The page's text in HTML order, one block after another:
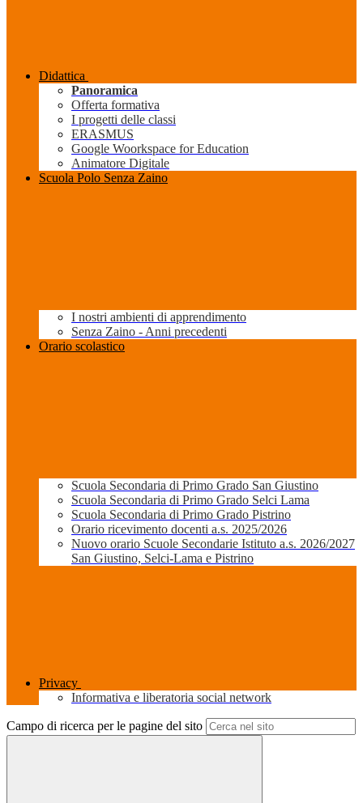
Didattica
Panoramica
Offerta formativa
I progetti delle classi
ERASMUS
Google Woorkspace for Education
Animatore Digitale
Scuola Polo Senza Zaino
I nostri ambienti di apprendimento
Senza Zaino - Anni precedenti
Orario scolastico
Scuola Secondaria di Primo Grado San Giustino
Scuola Secondaria di Primo Grado Selci Lama
Scuola Secondaria di Primo Grado Pistrino
Orario ricevimento docenti a.s. 2025/2026
Nuovo orario Scuole Secondarie Istituto a.s. 2026/2027
San Giustino, Selci-Lama e Pistrino
Privacy
Informativa e liberatoria social network
Campo di ricerca per le pagine del sito